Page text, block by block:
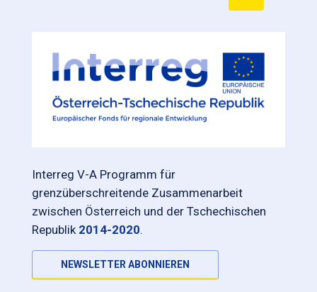
Interreg V-A Programm für
grenzüberschreitende Zusammenarbeit
zwischen Österreich und der Tschechischen
Republik 2014-2020.
NEWSLETTER ABONNIEREN